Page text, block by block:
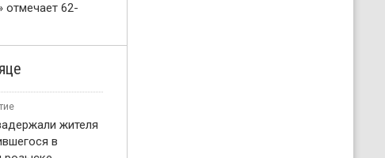
отмечает 62-
жителя
в